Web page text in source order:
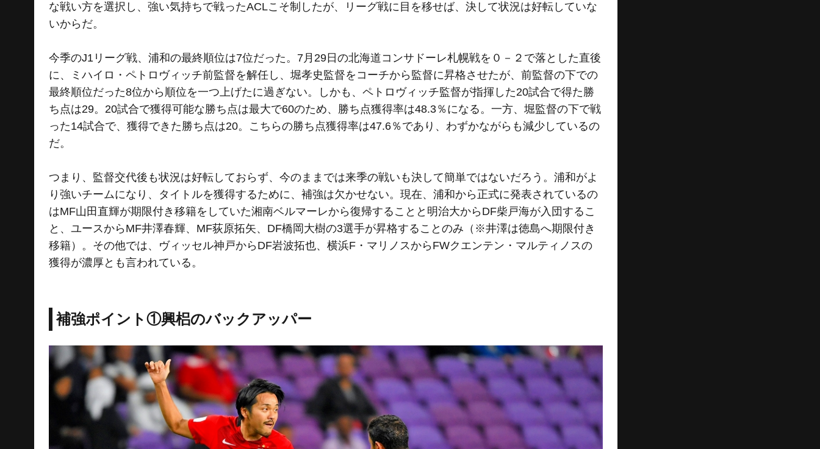
な戦い方を選択し、強い気持ちで戦ったACLこそ制したが、リーグ戦に目を移せば、決して状況は好転していな
いからだ。
今季のJ1リーグ戦、浦和の最終順位は7位だった。7月29日の北海道コンサドーレ札幌戦を０－２で落とした直後
に、ミハイロ・ペトロヴィッチ前監督を解任し、堀孝史監督をコーチから監督に昇格させたが、前監督の下での
最終順位だった8位から順位を一つ上げたに過ぎない。しかも、ペトロヴィッチ監督が指揮した20試合で得た勝
ち点は29。20試合で獲得可能な勝ち点は最大で60のため、勝ち点獲得率は48.3％になる。一方、堀監督の下で戦
った14試合で、獲得できた勝ち点は20。こちらの勝ち点獲得率は47.6％であり、わずかながらも減少しているの
だ。
つまり、監督交代後も状況は好転しておらず、今のままでは来季の戦いも決して簡単ではないだろう。浦和がよ
り強いチームになり、タイトルを獲得するために、補強は欠かせない。現在、浦和から正式に発表されているの
はMF山田直輝が期限付き移籍をしていた湘南ベルマーレから復帰することと明治大からDF柴戸海が入団するこ
と、ユースからMF井澤春輝、MF荻原拓矢、DF橋岡大樹の3選手が昇格することのみ（※井澤は徳島へ期限付き
移籍）。その他では、ヴィッセル神戸からDF岩波拓也、横浜F・マリノスからFWクエンテン・マルティノスの
獲得が濃厚とも言われている。
補強ポイント①興梠のバックアッパー